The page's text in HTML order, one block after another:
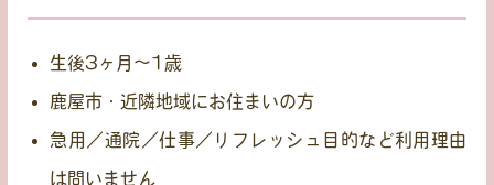
生後3ヶ月〜1歳
鹿屋市・近隣地域にお住まいの方
急用／通院／仕事／リフレッシュ目的など利用理由
は問いません